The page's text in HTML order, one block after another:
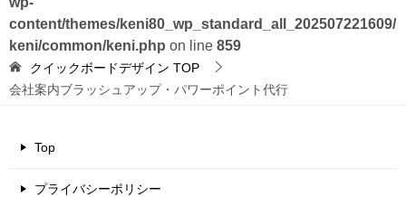
content/themes/keni80_wp_standard_all_202507221609/
keni/common/keni.php on line 859
クイックボードデザイン TOP
会社案内ブラッシュアップ・パワーポイント代行
Top
プライバシーポリシー